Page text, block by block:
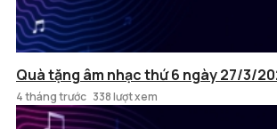
Quà tặng âm nhạc thứ 6 ngày 27/3/
4 tháng trước 338 lượt xem